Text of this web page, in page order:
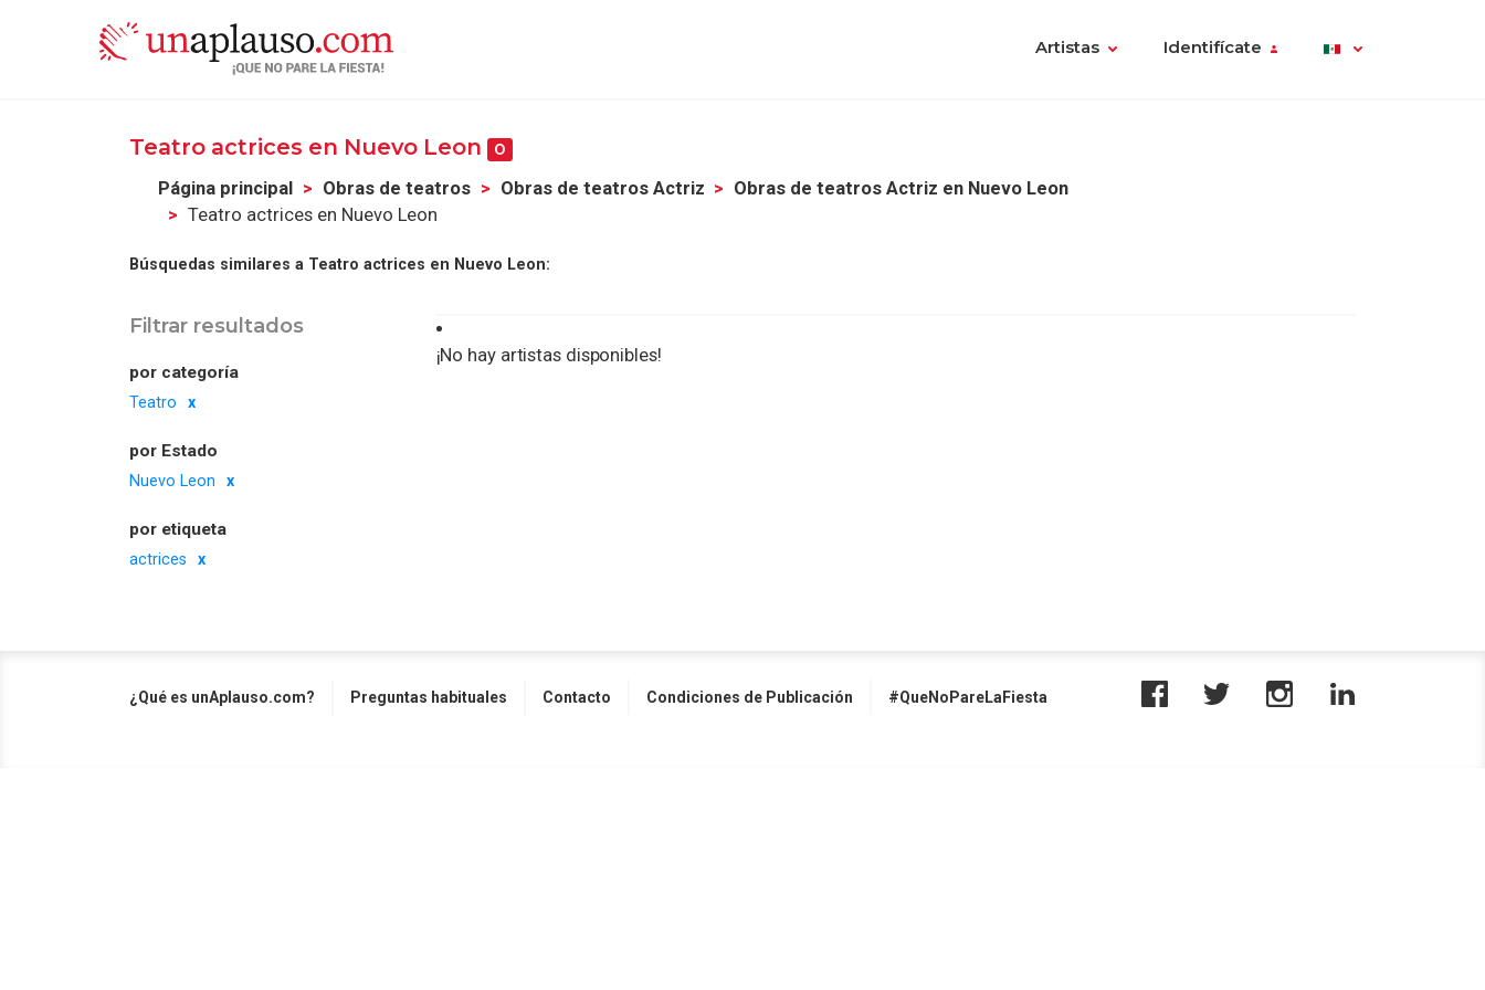
Artistas Identifícate
Teatro actrices en Nuevo Leon 0
Página principal Obras de teatros Obras de teatros Actriz
Obras de teatros Actriz en Nuevo Leon
Teatro actrices en Nuevo Leon
Búsquedas similares a Teatro actrices en Nuevo Leon:
Filtrar resultados
por categoría
Teatro
por Estado
Nuevo Leon
por etiqueta
actrices
¡No hay artistas disponibles!
¿Qué es unAplauso.com? Preguntas habituales Contacto Condiciones de Publicación #QueNoPareLaFiesta